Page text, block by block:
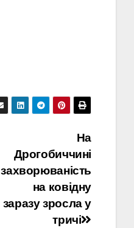
На
Дрогобиччині
захворюваність
на ковідну
заразу зросла у
тричі